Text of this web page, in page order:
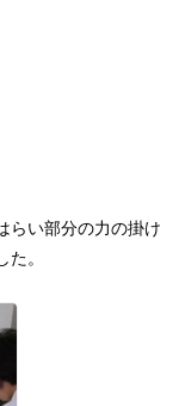
らい部分の力の掛け
。